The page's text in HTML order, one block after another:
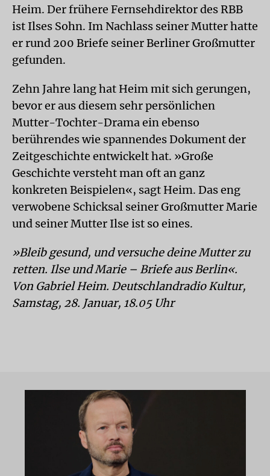
Heim. Der frühere Fernsehdirektor des RBB
ist Ilses Sohn. Im Nachlass seiner Mutter hatte
er rund 200 Briefe seiner Berliner Großmutter
gefunden.
Zehn Jahre lang hat Heim mit sich gerungen,
bevor er aus diesem sehr persönlichen
Mutter-Tochter-Drama ein ebenso
berührendes wie spannendes Dokument der
Zeitgeschichte entwickelt hat. »Große
Geschichte versteht man oft an ganz
konkreten Beispielen«, sagt Heim. Das eng
verwobene Schicksal seiner Großmutter Marie
und seiner Mutter Ilse ist so eines.
»Bleib gesund, und versuche deine Mutter zu
retten. Ilse und Marie – Briefe aus Berlin«.
Von Gabriel Heim. Deutschlandradio Kultur,
Samstag, 28. Januar, 18.05 Uhr